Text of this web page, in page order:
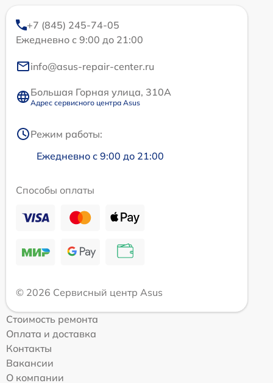
+7 (845) 245-74-05
Ежедневно с 9:00 до 21:00
info@asus-repair-center.ru
Большая Горная улица, 310А
Адрес сервисного центра Asus
Режим работы:
Ежедневно с 9:00 до 21:00
Способы оплаты
© 2026 Сервисный центр Asus
Стоимость ремонта
Оплата и доставка
Контакты
Вакансии
О компании